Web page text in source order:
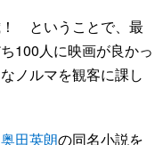
ということで、最
100人に映画が良かっ
ノルマを観客に課し
奥田英朗の同名小説を